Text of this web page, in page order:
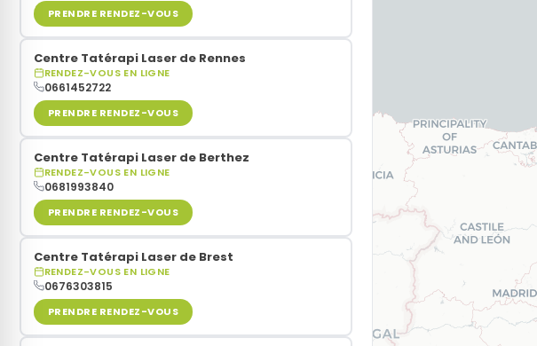
PRENDRE RENDEZ-VOUS
Centre Tatérapi Laser de Rennes
RENDEZ-VOUS EN LIGNE
0661452722
PRENDRE RENDEZ-VOUS
Centre Tatérapi Laser de Berthez
RENDEZ-VOUS EN LIGNE
0681993840
PRENDRE RENDEZ-VOUS
Centre Tatérapi Laser de Brest
RENDEZ-VOUS EN LIGNE
0676303815
PRENDRE RENDEZ-VOUS